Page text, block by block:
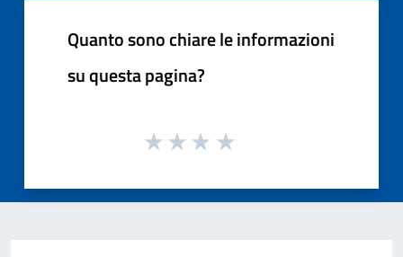
Quanto sono chiare le informazioni
su questa pagina?